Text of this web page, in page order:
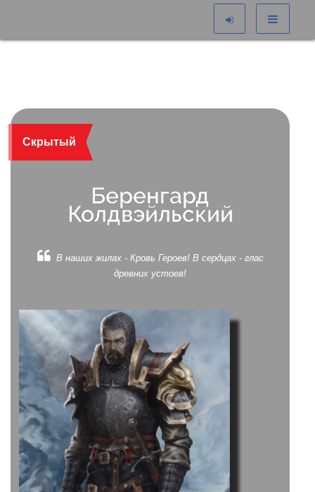
Скрытый
Беренгард
Колдвэйльский
В наших жилах - Кровь Героев! В сердцах - глас
древних устоев!